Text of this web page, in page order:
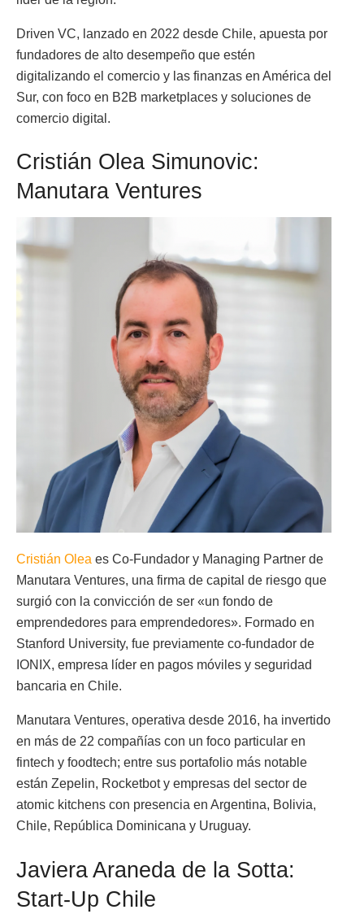
Driven VC, lanzado en 2022 desde Chile, apuesta por
fundadores de alto desempeño que estén
digitalizando el comercio y las finanzas en América del
Sur, con foco en B2B marketplaces y soluciones de
comercio digital.
Cristián Olea Simunovic:
Manutara Ventures
Cristián Olea es Co-Fundador y Managing Partner de
Manutara Ventures, una firma de capital de riesgo que
surgió con la convicción de ser «un fondo de
emprendedores para emprendedores». Formado en
Stanford University, fue previamente co-fundador de
IONIX, empresa líder en pagos móviles y seguridad
bancaria en Chile.
Manutara Ventures, operativa desde 2016, ha invertido
en más de 22 compañías con un foco particular en
fintech y foodtech; entre sus portafolio más notable
están Zepelin, Rocketbot y empresas del sector de
atomic kitchens con presencia en Argentina, Bolivia,
Chile, República Dominicana y Uruguay.
Javiera Araneda de la Sotta:
Start-Up Chile